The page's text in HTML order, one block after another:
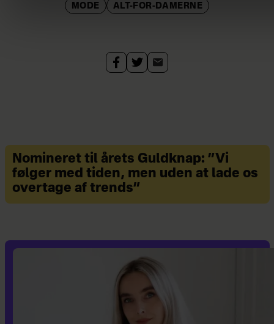
MODE ALT-FOR-DAMERNE
Nomineret til årets Guldknap: ”Vi
følger med tiden, men uden at lade os
overtage af trends”